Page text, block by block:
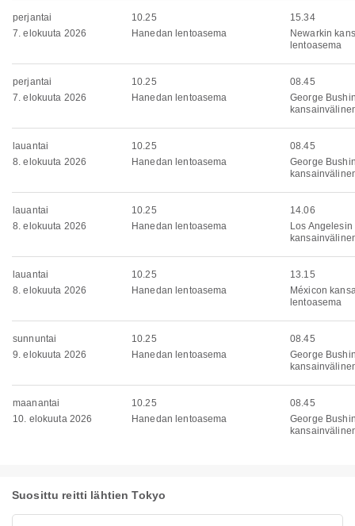
perjantai
7. elokuuta 2026
10.25
Hanedan lentoasema
15.34
Newarkin
lentoasema
perjantai
7. elokuuta 2026
10.25
Hanedan lentoasema
08.45
George
lauantai
8. elokuuta 2026
10.25
Hanedan lentoasema
08.45
George
lauantai
8. elokuuta 2026
10.25
Hanedan lentoasema
14.06
Los Angelesin
lauantai
8. elokuuta 2026
10.25
Hanedan lentoasema
13.15
Méxicon
lentoasema
sunnuntai
9. elokuuta 2026
10.25
Hanedan lentoasema
08.45
George
maanantai
10. elokuuta 2026
10.25
Hanedan lentoasema
08.45
George
Suosittu reitti lähtien Tokyo